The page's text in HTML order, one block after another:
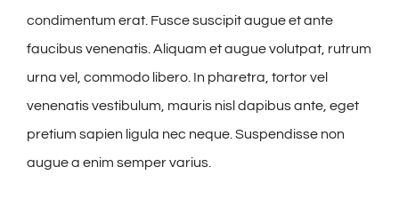
condimentum erat. Fusce suscipit augue et ante
faucibus venenatis. Aliquam et augue volutpat, rutrum
urna vel, commodo libero. In pharetra, tortor vel
venenatis vestibulum, mauris nisl dapibus ante, eget
pretium sapien ligula nec neque. Suspendisse non
augue a enim semper varius.